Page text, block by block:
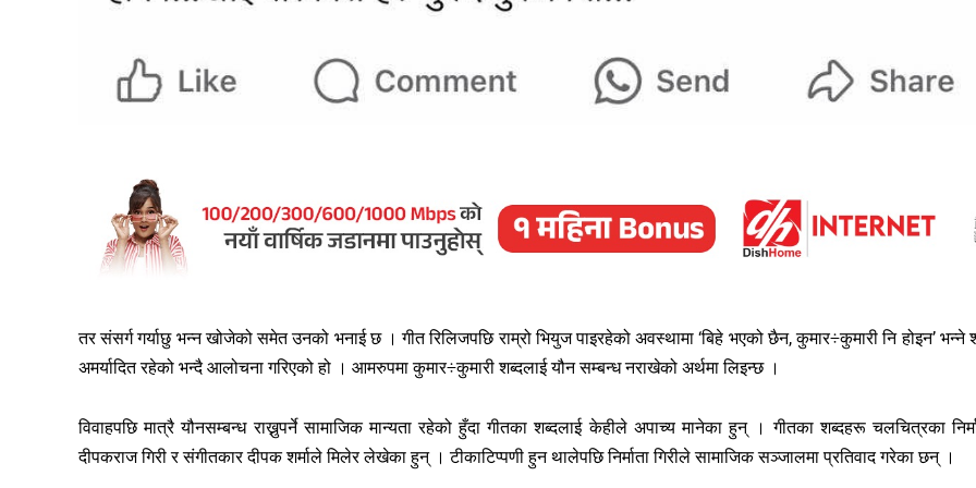
तर संसर्ग गर्याछु भन्न खोजेको समेत उनको भनाई छ । गीत रिलिजपछि राम्रो भियुज पाइरहेको अवस्थामा ‘बिहे भएको छैन, कुमार÷कुमारी नि होइन’ भन्ने
अमर्यादित रहेको भन्दै आलोचना गरिएको हो । आमरुपमा कुमार÷कुमारी शब्दलाई यौन सम्बन्ध नराखेको अर्थमा लिइन्छ ।
विवाहपछि मात्रै यौनसम्बन्ध राख्नुपर्ने सामाजिक मान्यता रहेको हुँदा गीतका शब्दलाई केहीले अपाच्य मानेका हुन् । गीतका शब्दहरू चलचित्रका
दीपकराज गिरी र संगीतकार दीपक शर्माले मिलेर लेखेका हुन् । टीकाटिप्पणी हुन थालेपछि निर्माता गिरीले सामाजिक सञ्जालमा प्रतिवाद गरेका छन् ।